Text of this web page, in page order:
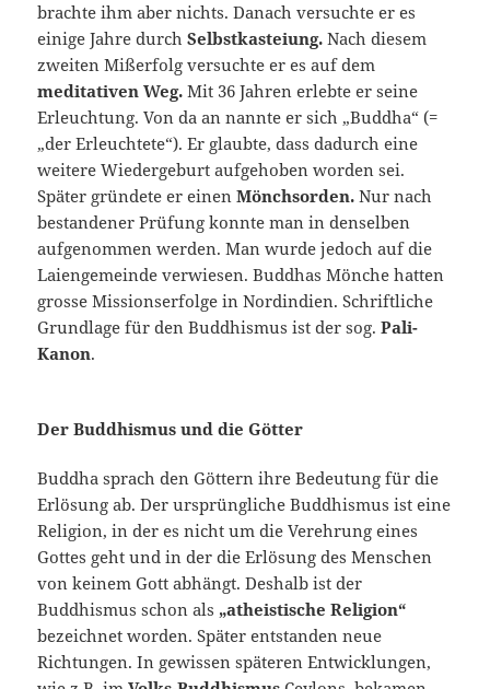
brachte ihm aber nichts. Danach versuchte er es
einige Jahre durchSelbstkasteiung. Nach diesem
zweiten Mißerfolg versuchte er es auf dem
meditativen Weg. Mit 36 Jahren erlebte er seine
Erleuchtung. Von da an nannte er sich „Buddha“ (=
„der Erleuchtete“). Er glaubte, dass dadurch eine
weitere Wiedergeburt aufgehoben worden sei.
Später gründete er einenMönchsorden. Nur nach
bestandener Prüfung konnte man in denselben
aufgenommen werden. Man wurde jedoch auf die
Laiengemeinde verwiesen. Buddhas Mönche hatten
grosse Missionserfolge in Nordindien. Schriftliche
Grundlage für den Buddhismus ist der sog.Pali-
Kanon.
Der Buddhismus und die Götter
Buddha sprach den Göttern ihre Bedeutung für die
Erlösung ab. Der ursprüngliche Buddhismus ist eine
Religion, in der es nicht um die Verehrung eines
Gottes geht und in der die Erlösung des Menschen
von keinem Gott abhängt. Deshalb ist der
Buddhismus schon als „atheistische Religion“
bezeichnet worden. Später entstanden neue
Richtungen. In gewissen späteren Entwicklungen,